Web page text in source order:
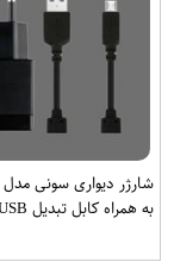
به همراه کابل تبدیل microUSB